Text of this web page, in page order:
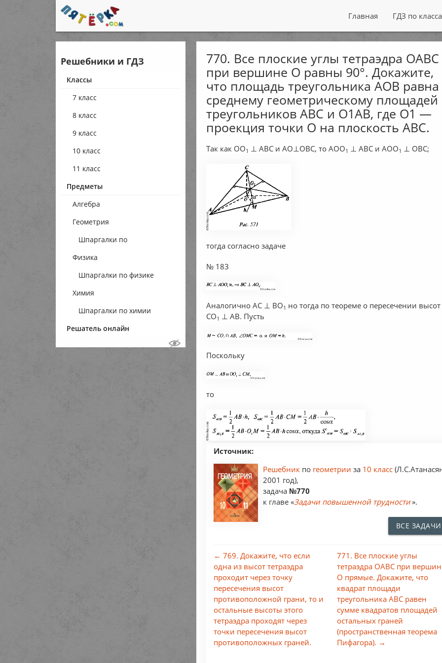
Главная ГДЗ по
Решебники и ГДЗ
Классы
7 класс
8 класс
9 класс
10 класс
11 класс
Предметы
Алгебра
Геометрия
Шпаргалки по
геометрии
Физика
Шпаргалки по физике
Химия
Шпаргалки по химии
Решатель онлайн
770. Все плоские углы тетраэдра ОАВС
при вершине О равны 90°. Докажите,
что площадь треугольника АОВ равна
среднему геометрическому площадей
треугольников ABC и O1АВ, где O1 —
проекция точки О на плоскость ABC.
Так как OO1 ⊥ ABC и АО⊥ОВС, то AOO1 ⊥ ABC и АОО1 ⊥ ОВС;
тогда согласно задаче
№ 183
Аналогично AC ⊥ BO1 но тогда по теореме о пересечении
СО1 ⊥ АВ. Пусть
Поскольку
то
Источник:
Решебник по геометрииза 10 класс
2001 год),
задача №770
к главе «Задачи повышенной трудности».
ВСЕ ЗАДАЧИ
← 769. Докажите, что если
одна из высот тетраэдра
проходит через точку
пересечения высот
противоположной грани, то и
остальные высоты этого
тетраэдра проходят через
точки пересечения высот
противоположных граней.
771. Все плоские углы
тетраэдра ОАВС при
О прямые. Докажите, что
квадрат площади
треугольника ABC равен
сумме квадратов площадей
остальных граней
(пространственная теорема
Пифагора). →